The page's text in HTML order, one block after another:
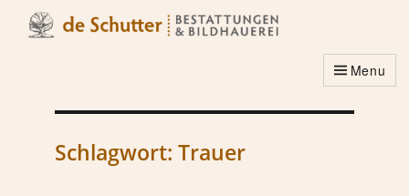
Menu
Schlagwort: Trauer